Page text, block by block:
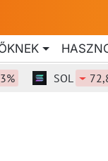
SOL 72,85$ -